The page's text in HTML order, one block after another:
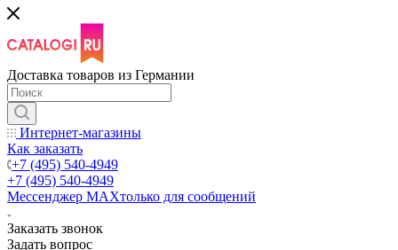
Доставка товаров из Германии
Интернет-магазины
Как заказать
+7 (495) 540-4949
+7 (495) 540-4949
Мессенджер МАХтолько для сообщений
Заказать звонок
Задать вопрос